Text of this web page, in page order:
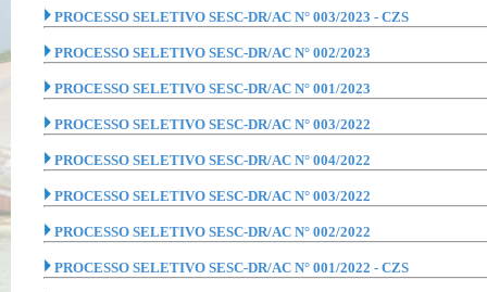
PROCESSO SELETIVO SESC-DR/AC N° 003/2023 - CZS
PROCESSO SELETIVO SESC-DR/AC N° 002/2023
PROCESSO SELETIVO SESC-DR/AC N° 001/2023
PROCESSO SELETIVO SESC-DR/AC N° 003/2022
PROCESSO SELETIVO SESC-DR/AC N° 004/2022
PROCESSO SELETIVO SESC-DR/AC N° 003/2022
PROCESSO SELETIVO SESC-DR/AC N° 002/2022
PROCESSO SELETIVO SESC-DR/AC N° 001/2022 - CZS